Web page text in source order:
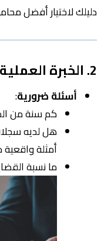
دليلك لاختيار أفضل
2. الخبرة العملية (أكثر من الشهادات)
أسئلة ضرورية:
كم سنة من
هل لديه
أمثلة
ما نسبة